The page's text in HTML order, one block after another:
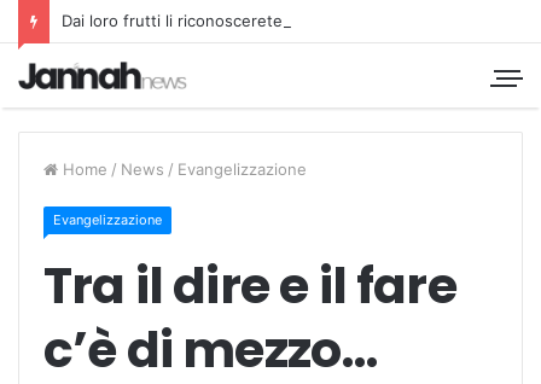
Dai loro frutti li riconoscerete
Home / News / Evangelizzazione
Evangelizzazione
Tra il dire e il fare
c’è di mezzo…